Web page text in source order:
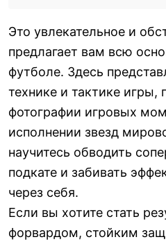
Это увлекательное и
предлагает вам всю
футболе. Здесь
технике и тактике
фотографии игровых
исполнении звезд
научитесь обводить
подкате и забивать
через себя.
Если вы хотите стать
форвардом, стойким